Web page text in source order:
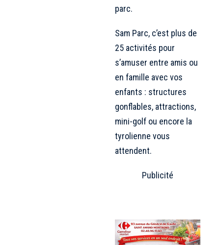
parc.
Sam Parc, c’est plus de
25 activités pour
s’amuser entre amis ou
en famille avec vos
enfants : structures
gonflables, attractions,
mini-golf ou encore la
tyrolienne vous
attendent.
Publicité